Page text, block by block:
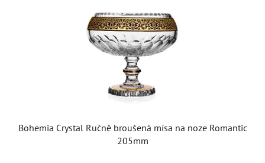
Bohemia Crystal Ručně broušená mísa na noze Romantic
205mm